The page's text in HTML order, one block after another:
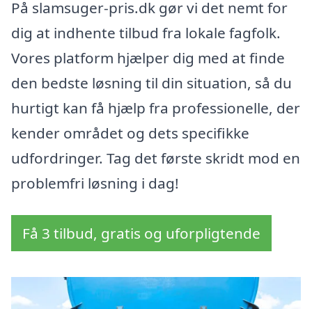
På slamsuger-pris.dk gør vi det nemt for
dig at indhente tilbud fra lokale fagfolk.
Vores platform hjælper dig med at finde
den bedste løsning til din situation, så du
hurtigt kan få hjælp fra professionelle, der
kender området og dets specifikke
udfordringer. Tag det første skridt mod en
problemfri løsning i dag!
Få 3 tilbud, gratis og uforpligtende